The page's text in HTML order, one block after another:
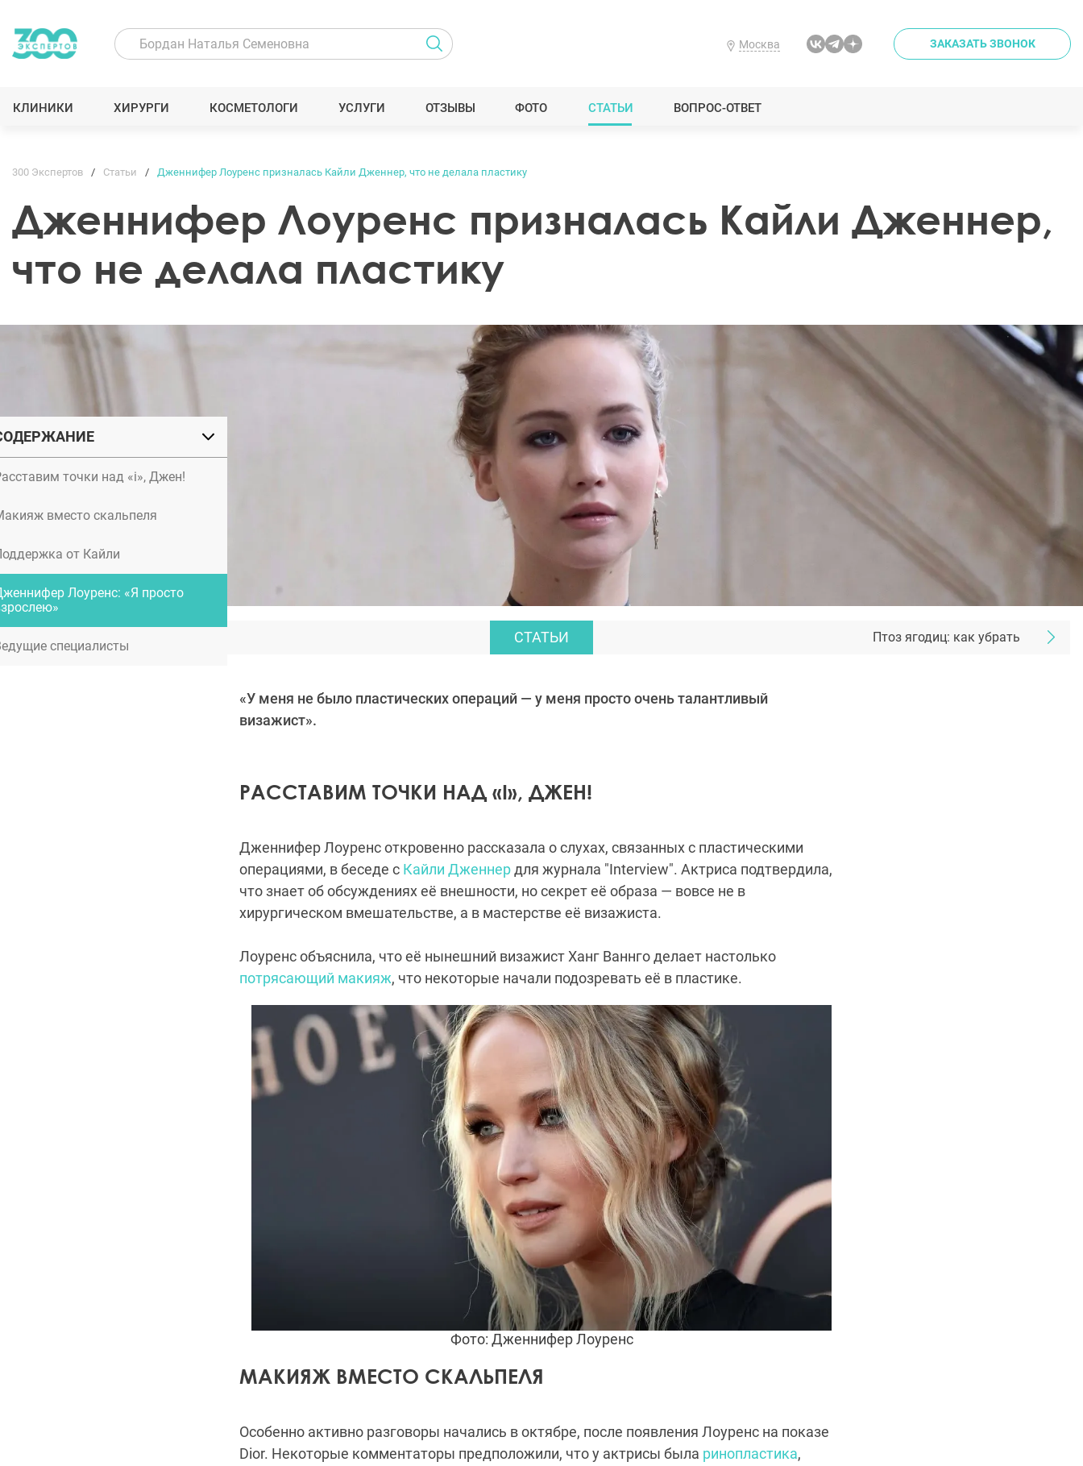
Москва ЗАКАЗАТЬ ЗВОНОК
КЛИНИКИ ХИРУРГИ КОСМЕТОЛОГИ УСЛУГИ ОТЗЫВЫ ФОТО СТАТЬИ ВОПРОС-ОТВЕТ
точки над «i», Джен!
вместо скальпеля
от Кайли
Лоуренс: «Я просто
специалисты
300 Экспертов Статьи Дженнифер Лоуренс призналась Кайли Дженнер, что не делала пластику
Дженнифер Лоуренс призналась Кайли Дженнер,
что не делала пластику
СТАТЬИ Птоз ягодиц: как убрать
«У меня не было пластических операций — у меня просто очень талантливый
визажист».
РАССТАВИМ ТОЧКИ НАД «I», ДЖЕН!
Дженнифер Лоуренс откровенно рассказала о слухах, связанных с пластическими
операциями, в беседе с Кайли Дженнердля журнала "Interview". Актриса подтвердила,
что знает об обсуждениях её внешности, но секрет её образа — вовсе не в
хирургическом вмешательстве, а в мастерстве её визажиста.
Лоуренс объяснила, что её нынешний визажист Ханг Ваннго делает настолько
потрясающий макияж, что некоторые начали подозревать её в пластике.
Фото: Дженнифер Лоуренс
МАКИЯЖ ВМЕСТО СКАЛЬПЕЛЯ
Особенно активно разговоры начались в октябре, после появления Лоуренс на показе
Dior. Некоторые комментаторы предположили, что у актрисы была ринопластика,